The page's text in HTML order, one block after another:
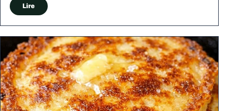
Lire